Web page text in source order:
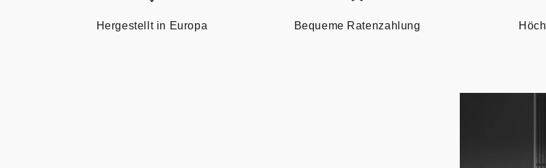
Hergestellt in Europa Bequeme Ratenzahlung